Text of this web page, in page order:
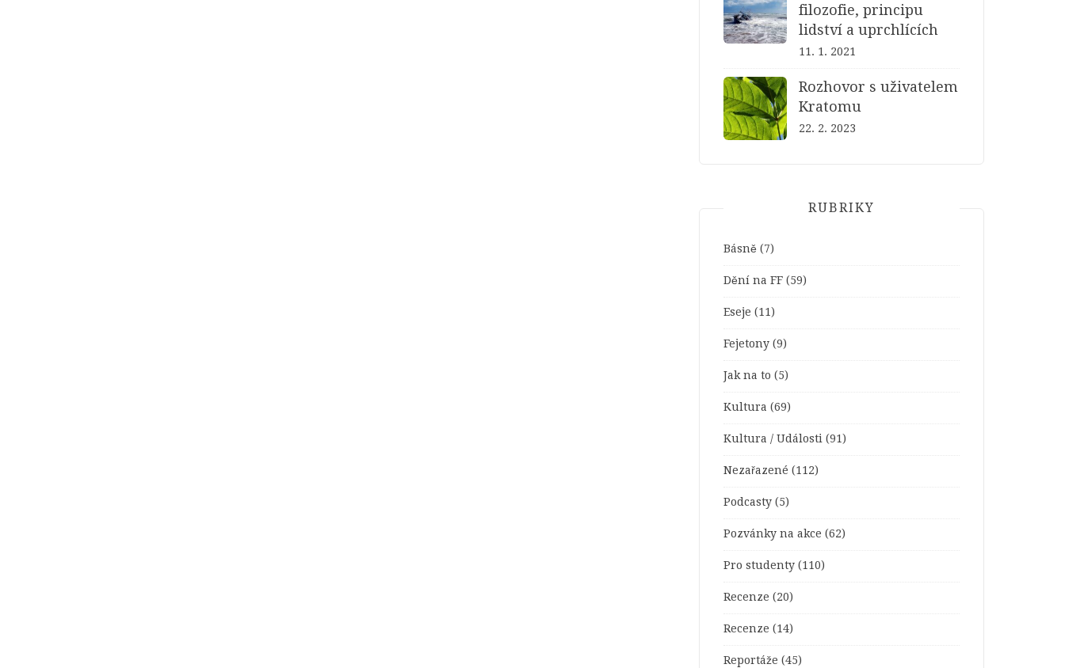
filozofie, principu
lidství a uprchlících
11. 1. 2021
Rozhovor s uživatelem
Kratomu
22. 2. 2023
RUBRIKY
Básně (7)
Dění na FF (59)
Eseje (11)
Fejetony (9)
Jak na to (5)
Kultura (69)
Kultura / Události (91)
Nezařazené (112)
Podcasty (5)
Pozvánky na akce (62)
Pro studenty (110)
Recenze (20)
Recenze (14)
Reportáže (45)